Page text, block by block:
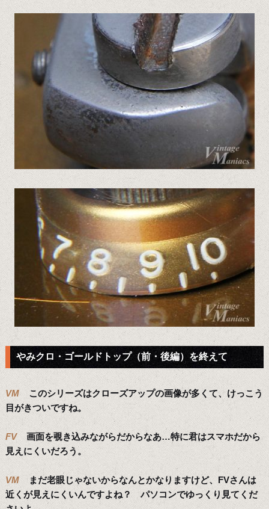
やみクロ・ゴールドトップ（前・後編）を終えて
VM
このシリーズはクローズアップの画像が多くて、けっこう
目がきついですね。
FV
画面を覗き込みながらだからなあ…特に君はスマホだから
見えにくいだろう。
VM
まだ老眼じゃないからなんとかなりますけど、FVさんは
近くが見えにくいんですよね？ パソコンでゆっくり見てくだ